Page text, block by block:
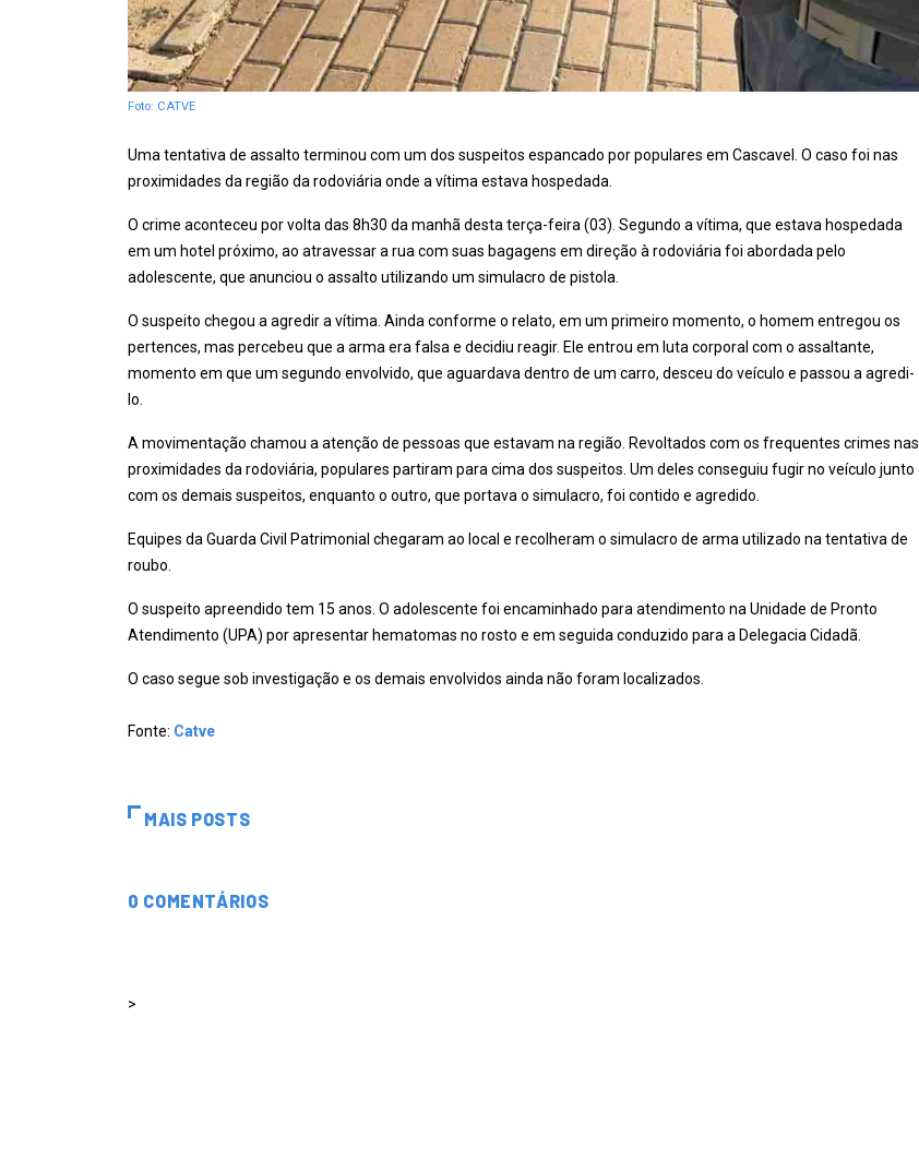
Foto: CATVE
Uma tentativa de assalto terminou com um dos suspeitos espancado por populares em Cascavel. O caso foi nas
proximidades da região da rodoviária onde a vítima estava hospedada.
O crime aconteceu por volta das 8h30 da manhã desta terça-feira (03). Segundo a vítima, que estava hospedada
em um hotel próximo, ao atravessar a rua com suas bagagens em direção à rodoviária foi abordada pelo
adolescente, que anunciou o assalto utilizando um simulacro de pistola.
O suspeito chegou a agredir a vítima. Ainda conforme o relato, em um primeiro momento, o homem entregou os
pertences, mas percebeu que a arma era falsa e decidiu reagir. Ele entrou em luta corporal com o assaltante,
momento em que um segundo envolvido, que aguardava dentro de um carro, desceu do veículo e passou a agredi-
lo.
A movimentação chamou a atenção de pessoas que estavam na região. Revoltados com os frequentes crimes nas
proximidades da rodoviária, populares partiram para cima dos suspeitos. Um deles conseguiu fugir no veículo junto
com os demais suspeitos, enquanto o outro, que portava o simulacro, foi contido e agredido.
Equipes da Guarda Civil Patrimonial chegaram ao local e recolheram o simulacro de arma utilizado na tentativa de
roubo.
O suspeito apreendido tem 15 anos. O adolescente foi encaminhado para atendimento na Unidade de Pronto
Atendimento (UPA) por apresentar hematomas no rosto e em seguida conduzido para a Delegacia Cidadã.
O caso segue sob investigação e os demais envolvidos ainda não foram localizados.
Fonte: Catve
MAIS POSTS
0 COMENTÁRIOS
>